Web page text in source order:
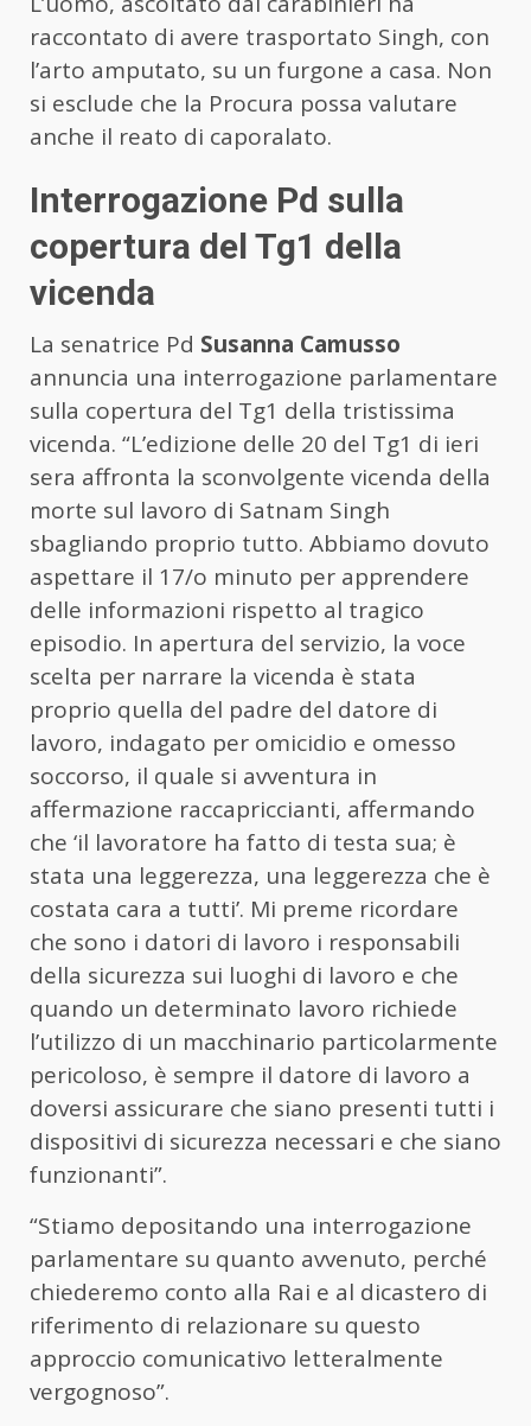
raccontato di avere trasportato Singh, con
l’arto amputato, su un furgone a casa. Non
si esclude che la Procura possa valutare
anche il reato di caporalato.
Interrogazione Pd sulla
copertura del Tg1 della
vicenda
La senatrice Pd Susanna Camusso
annuncia una interrogazione parlamentare
sulla copertura del Tg1 della tristissima
vicenda. “L’edizione delle 20 del Tg1 di ieri
sera affronta la sconvolgente vicenda della
morte sul lavoro di Satnam Singh
sbagliando proprio tutto. Abbiamo dovuto
aspettare il 17/o minuto per apprendere
delle informazioni rispetto al tragico
episodio. In apertura del servizio, la voce
scelta per narrare la vicenda è stata
proprio quella del padre del datore di
lavoro, indagato per omicidio e omesso
soccorso, il quale si avventura in
affermazione raccapriccianti, affermando
che ‘il lavoratore ha fatto di testa sua; è
stata una leggerezza, una leggerezza che è
costata cara a tutti’. Mi preme ricordare
che sono i datori di lavoro i responsabili
della sicurezza sui luoghi di lavoro e che
quando un determinato lavoro richiede
l’utilizzo di un macchinario particolarmente
pericoloso, è sempre il datore di lavoro a
doversi assicurare che siano presenti tutti i
dispositivi di sicurezza necessari e che siano
funzionanti”.
“Stiamo depositando una interrogazione
parlamentare su quanto avvenuto, perché
chiederemo conto alla Rai e al dicastero di
riferimento di relazionare su questo
approccio comunicativo letteralmente
vergognoso”.